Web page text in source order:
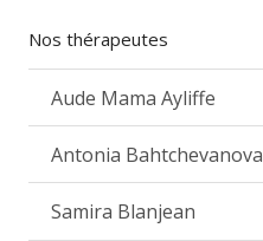
Nos thérapeutes
Aude Mama Ayliffe
Antonia Bahtchevanova
Samira Blanjean